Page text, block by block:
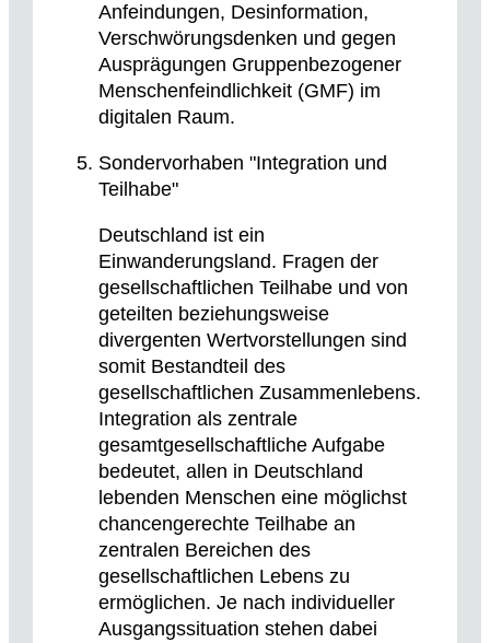
Anfeindungen, Desinformation,
Verschwörungsdenken und gegen
Ausprägungen Gruppenbezogener
Menschenfeindlichkeit (GMF) im
digitalen Raum.
Sondervorhaben "Integration und
Teilhabe"
Deutschland ist ein
Einwanderungsland. Fragen der
gesellschaftlichen Teilhabe und von
geteilten beziehungsweise
divergenten Wertvorstellungen sind
somit Bestandteil des
gesellschaftlichen Zusammenlebens.
Integration als zentrale
gesamtgesellschaftliche Aufgabe
bedeutet, allen in Deutschland
lebenden Menschen eine möglichst
chancengerechte Teilhabe an
zentralen Bereichen des
gesellschaftlichen Lebens zu
ermöglichen. Je nach individueller
Ausgangssituation stehen dabei